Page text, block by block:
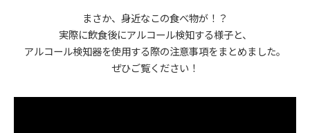
まさか、身近なこの食べ物が！？
実際に飲食後にアルコール検知する様子と、
アルコール検知器を使用する際の注意事項をまとめました。
ぜひご覧ください！